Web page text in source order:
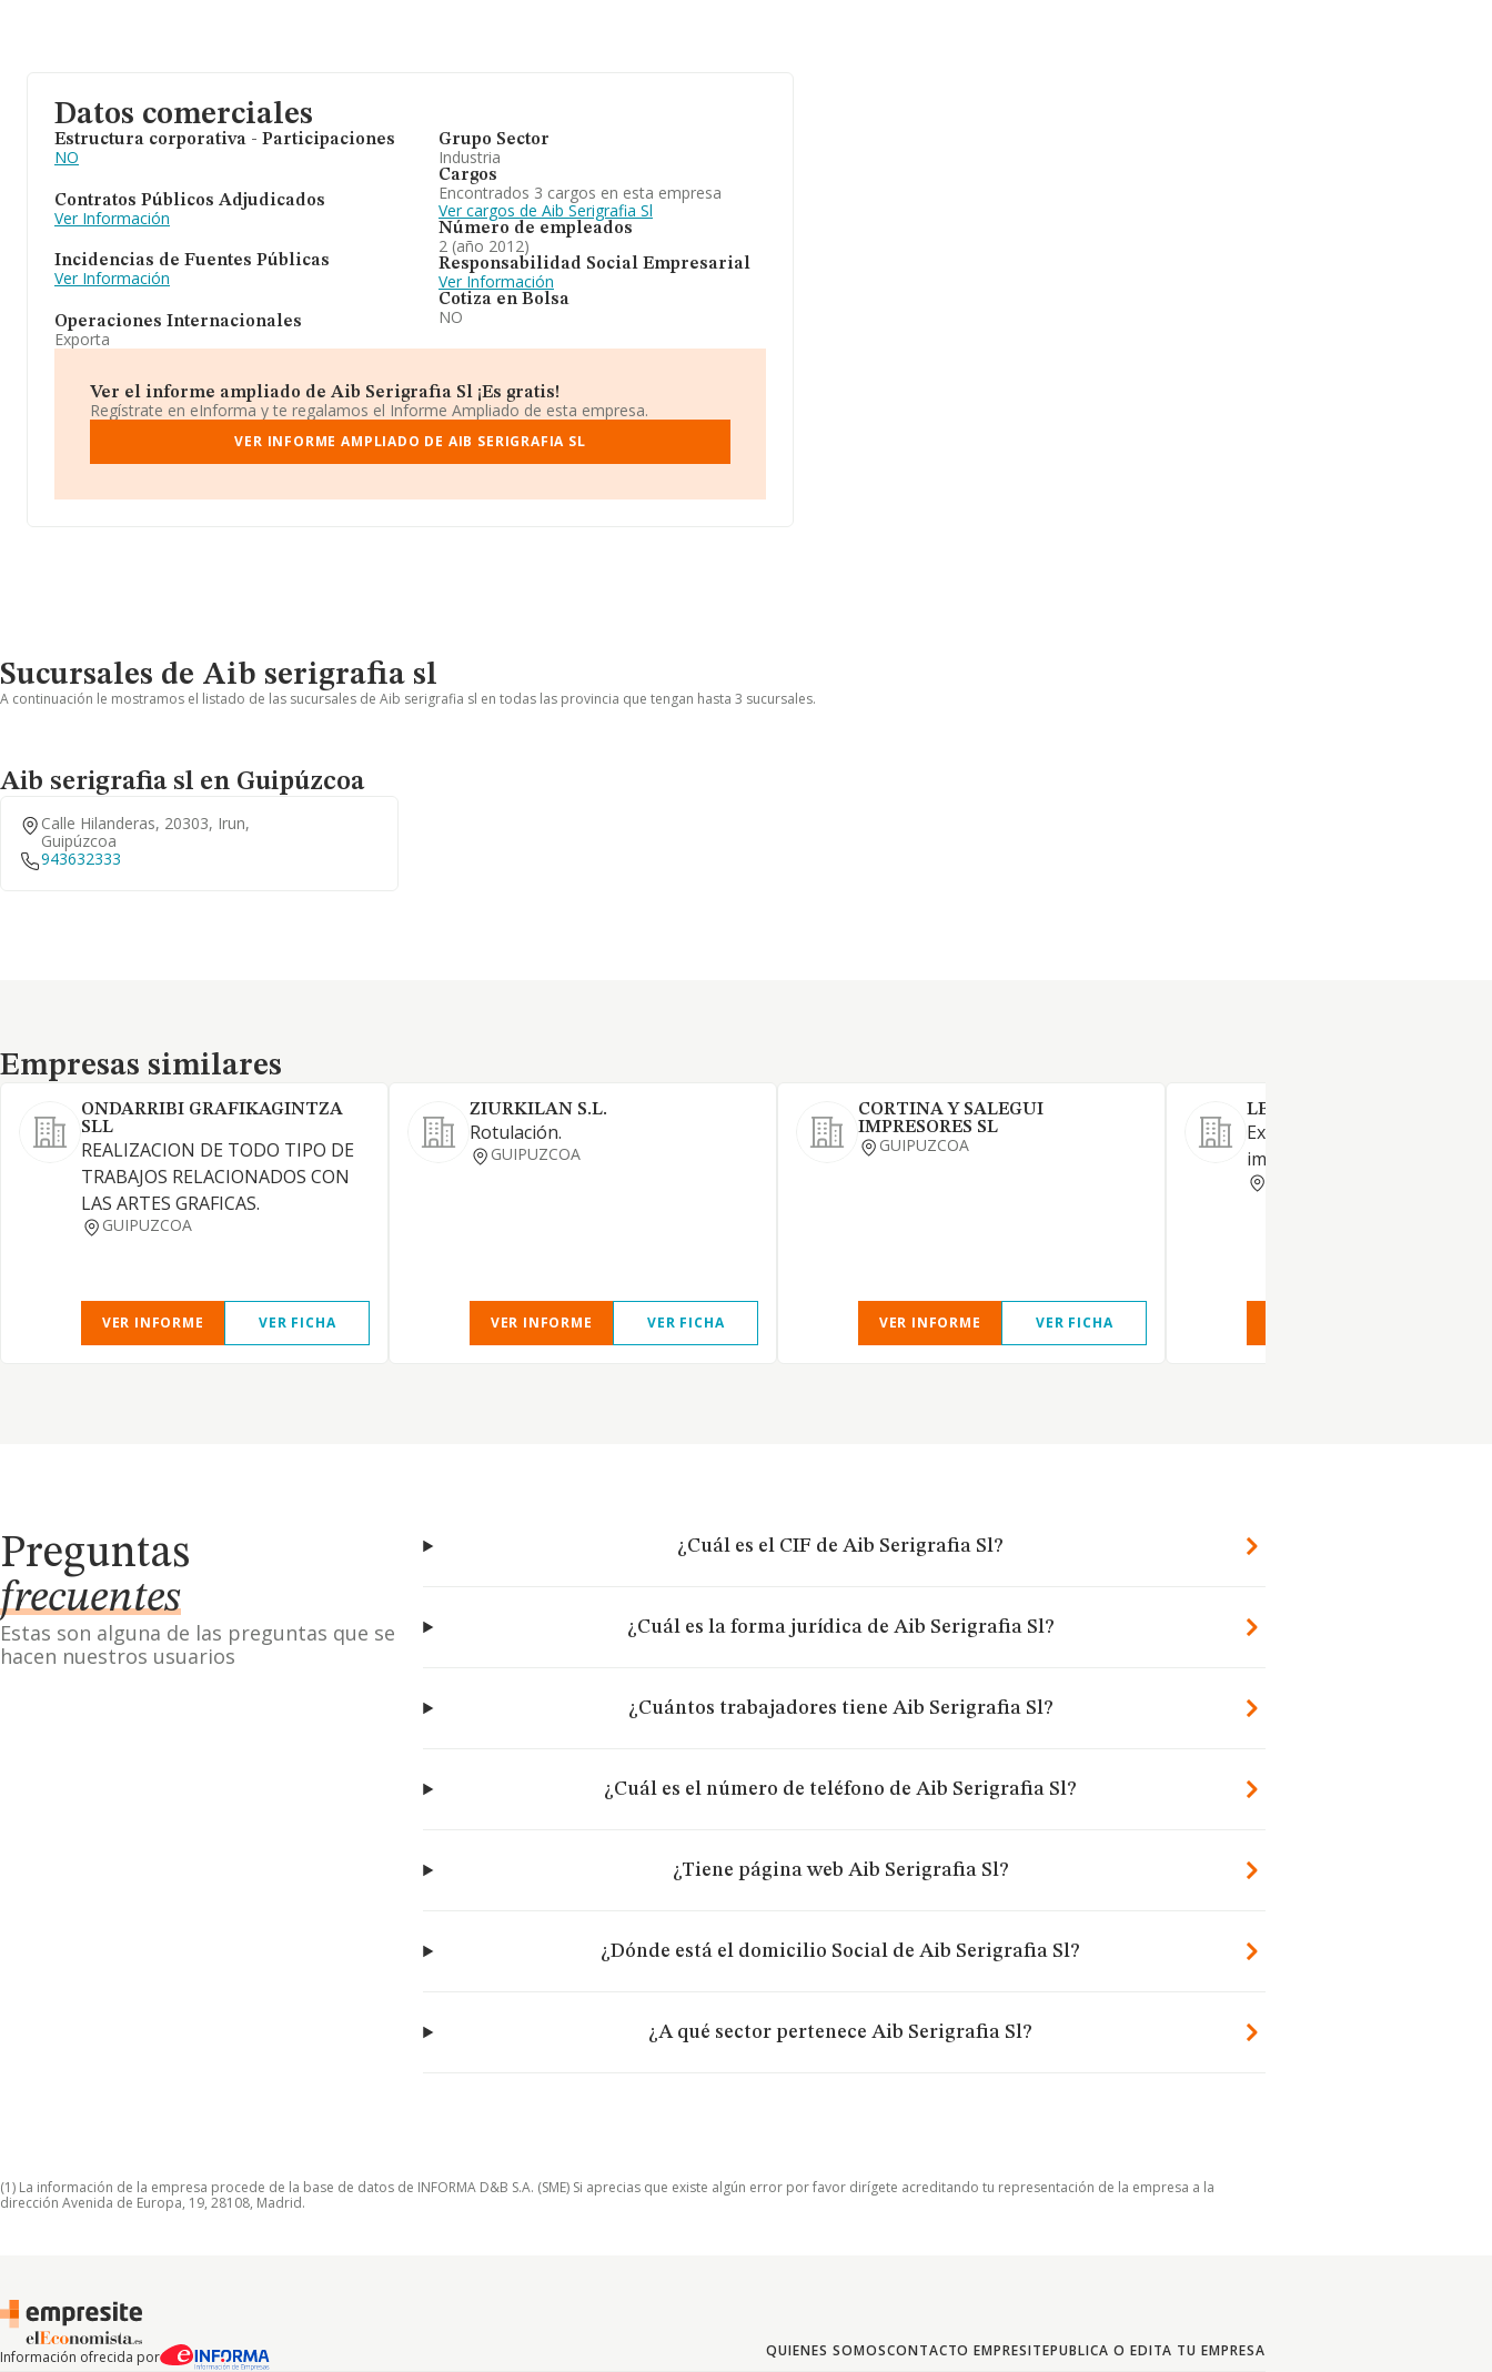
Datos comerciales
Estructura corporativa - Participaciones
NO
Contratos Públicos Adjudicados
Ver Información
Incidencias de Fuentes Públicas
Ver Información
Operaciones Internacionales
Exporta
Grupo Sector
Industria
Cargos
Encontrados 3 cargos en esta empresa
Ver cargos de Aib Serigrafia Sl
Número de empleados
2 (año 2012)
Responsabilidad Social Empresarial
Ver Información
Cotiza en Bolsa
NO
Ver el informe ampliado de Aib Serigrafia Sl ¡Es gratis!
Regístrate en eInforma y te regalamos el Informe Ampliado de esta empresa.
VER INFORME AMPLIADO DE AIB SERIGRAFIA SL
Sucursales de Aib serigrafia sl
A continuación le mostramos el listado de las sucursales de Aib serigrafia sl en todas las provincia que tengan hasta 3 sucursales.
Aib serigrafia sl en Guipúzcoa
Calle Hilanderas, 20303, Irun,
Guipúzcoa
943632333
Empresas similares
Empresas similares
ONDARRIBI GRAFIKAGINTZA
SLL
REALIZACION DE TODO TIPO DE
TRABAJOS RELACIONADOS CON
LAS ARTES GRAFICAS.
GUIPUZCOA
VER INFORME VER FICHA
ZIURKILAN S.L.
Rotulación.
GUIPUZCOA
VER INFORME VER FICHA
CORTINA Y SALEGUI
IMPRESORES SL
GUIPUZCOA
VER INFORME VER FICHA
LEITZARAN GRAFIKAK SL
Explotación y gestión de una
imprenta.
Preguntas
frecuentes
Estas son alguna de las preguntas que se
hacen nuestros usuarios
¿Cuál es el CIF de Aib Serigrafia Sl?
¿Cuál es la forma jurídica de Aib Serigrafia Sl?
¿Cuántos trabajadores tiene Aib Serigrafia Sl?
¿Cuál es el número de teléfono de Aib Serigrafia Sl?
¿Tiene página web Aib Serigrafia Sl?
¿Dónde está el domicilio Social de Aib Serigrafia Sl?
¿A qué sector pertenece Aib Serigrafia Sl?
(1) La información de la empresa procede de la base de datos de INFORMA D&B S.A. (SME) Si aprecias que existe algún error por favor dirígete acreditando tu representación de la empresa a la
dirección Avenida de Europa, 19, 28108, Madrid.
Información ofrecida por QUIENES SOMOSCONTACTO EMPRESITEPUBLICA O EDITA TU EMPRESA